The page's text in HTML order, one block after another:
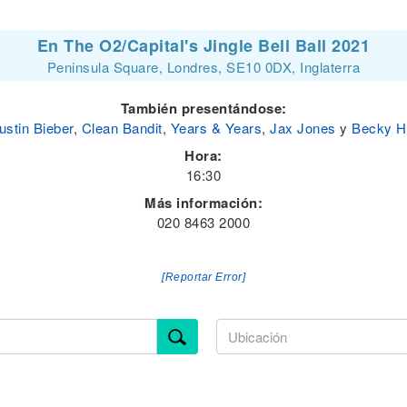
En The O2/Capital's Jingle Bell Ball 2021
Peninsula Square, Londres, SE10 0DX, Inglaterra
También presentándose:
Bieber, Clean Bandit, Years & Years, Jax Jones y Becky
Hora:
16:30
Más información:
020 8463 2000
[Reportar Error]